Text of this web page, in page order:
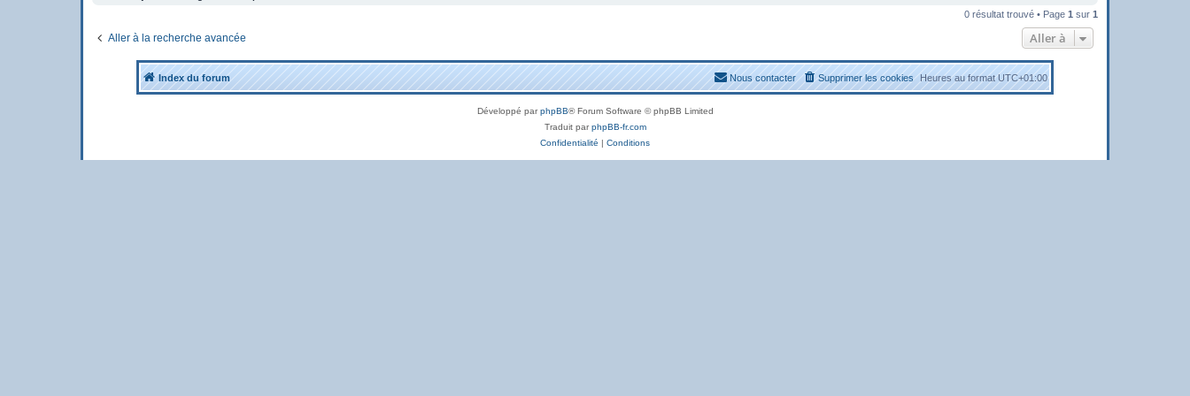
0 résultat trouvé • Page 1 sur 1
Aller à la recherche avancée Aller à
Index du forum Heures au formatUTC+01:00
Supprimer les cookies
Nous contacter
Développé parphpBB® Forum Software © phpBB Limited
Traduit parphpBB-fr.com
Confidentialité | Conditions